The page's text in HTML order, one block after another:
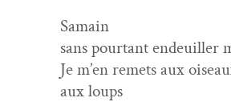
Samain
sans pour­tant endeuiller
Je m’en remets aux
aux loups